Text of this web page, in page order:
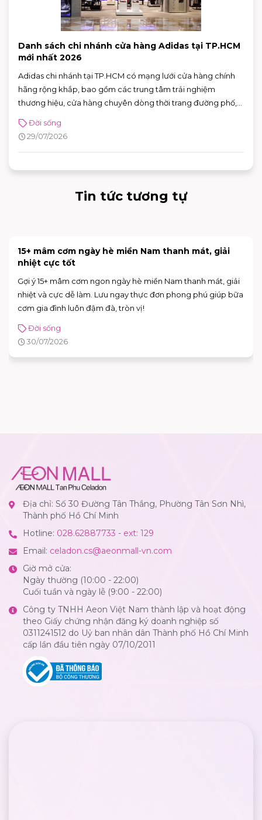
Danh sách chi nhánh cửa hàng Adidas tại TP.HCM
mới nhất 2026
Adidas chi nhánh tại TP.HCM có mạng lưới cửa hàng chính
hãng rộng khắp, bao gồm các trung tâm trải nghiệm
thương hiệu, cửa hàng chuyên dòng thời trang đường phố,
hình và vị trí thuận tiện, khách hàng có thể dễ dàng tìm được
adidas chi nhánh phù hợp để mua sắm và trải nghiệm các
Đời sống
29/07/2026
Tin tức tương tự
15+ mâm cơm ngày hè miền Nam thanh mát, giải
nhiệt cực tốt
Gợi ý 15+ mâm cơm ngon ngày hè miền Nam thanh mát, giải
nhiệt và cực dễ làm. Lưu ngay thực đơn phong phú giúp bữa
cơm gia đình luôn đậm đà, tròn vị!
Đời sống
30/07/2026
Địa chỉ: Số 30 Đường Tân Thắng, Phường Tân Sơn Nhì,
Thành phố Hồ Chí Minh
Hotline: 028.62887733 - ext: 129
Email: celadon.cs@aeonmall-vn.com
Giờ mở cửa:
Ngày thường (10:00 - 22:00)
Cuối tuần và ngày lễ (9:00 - 22:00)
Công ty TNHH Aeon Việt Nam thành lập và hoạt động
theo Giấy chứng nhận đăng ký doanh nghiệp số
0311241512 do Uỷ ban nhân dân Thành phố Hồ Chí Minh
cấp lần đầu tiên ngày 07/10/2011